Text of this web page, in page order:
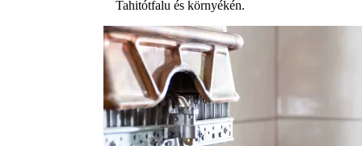
Tahitótfalu és környékén.